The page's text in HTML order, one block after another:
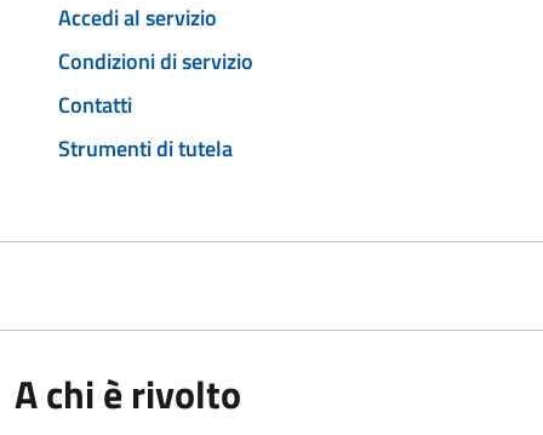
Accedi al servizio
Condizioni di servizio
Contatti
Strumenti di tutela
A chi è rivolto